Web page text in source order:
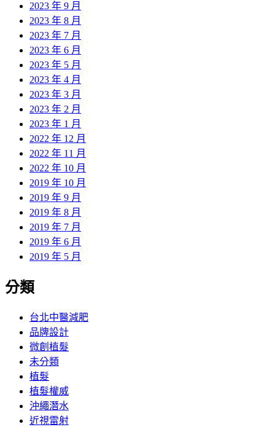
2023 年 9 月
2023 年 8 月
2023 年 7 月
2023 年 6 月
2023 年 5 月
2023 年 4 月
2023 年 3 月
2023 年 2 月
2023 年 1 月
2022 年 12 月
2022 年 11 月
2022 年 10 月
2019 年 10 月
2019 年 9 月
2019 年 8 月
2019 年 7 月
2019 年 6 月
2019 年 5 月
分類
台北中醫減肥
品牌設計
微創植髮
未分類
植髮
植髮權威
沖繩潛水
近視雷射